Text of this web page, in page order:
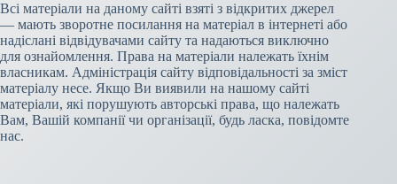
Всі матеріали на даному сайті взяті з відкритих джерел
— мають зворотне посилання на матеріал в інтернеті або
надіслані відвідувачами сайту та надаються виключно
для ознайомлення. Права на матеріали належать їхнім
власникам. Адміністрація сайту відповідальності за зміст
матеріалу несе. Якщо Ви виявили на нашому сайті
матеріали, які порушують авторські права, що належать
Вам, Вашій компанії чи організації, будь ласка, повідомте
нас.